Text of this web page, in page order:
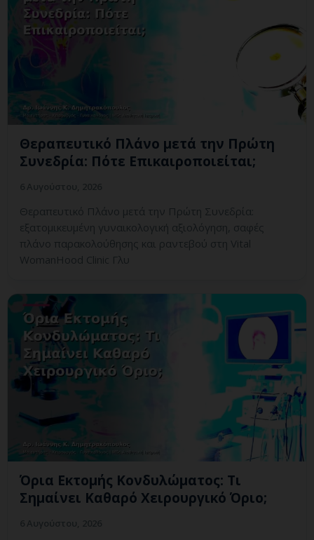
Θεραπευτικό Πλάνο μετά την Πρώτη
Συνεδρία: Πότε Επικαιροποιείται;
Θεραπευτικό Πλάνο μετά την Πρώτη Συνεδρία:
εξατομικευμένη γυναικολογική αξιολόγηση, σαφές
πλάνο παρακολούθησης και ραντεβού στη Vital
WomanHood Clinic Γλυ
Όρια Εκτομής Κονδυλώματος: Τι
Σημαίνει Καθαρό Χειρουργικό Όριο;